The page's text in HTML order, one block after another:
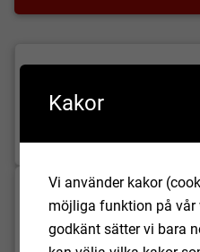
Hörby kommun vill hjälpa
Upphandling och inköp
Kommunens inköps- och
Kakor
Vi använder kakor
möjliga funktion på vår
godkänt sätter vi bara